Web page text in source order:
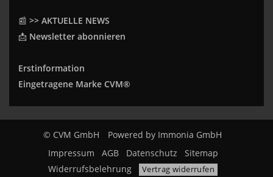
📰 >> AKTUELLE NEWS
📩 Newsletter abonnieren
Erstinformation
Eingetragene Marke CVM®
© CVM GmbH Powered by Immonia GmbH
Impressum
AGB Datenschutz
Sitemap
Widerrufsbelehrung
Vertrag widerrufen